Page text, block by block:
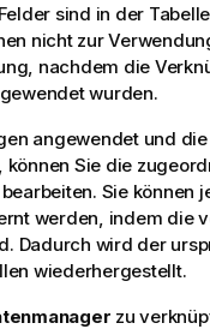
sind in der
nicht zur
nachdem die
wurden.
angewendet und die
Sie die
Sie können
werden, indem die
Dadurch wird der
wiederhergestellt.
zu